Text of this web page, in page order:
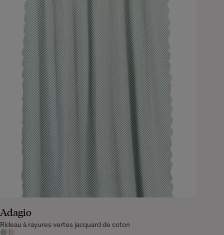
Adagio
Rideau à rayures vertes jacquard de coton